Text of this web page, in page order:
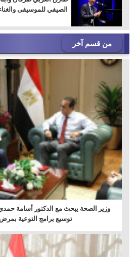
الصيفي للموسيقى
من قسم آخر
وزير الصحة يبحث مع الدكتور أسامة حمدي
توسيع برامج التوعية